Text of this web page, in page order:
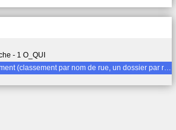
- 1 O_QUI
rue, un dossier par rue), Gourmelin (rue Etienne)1844-1933 (comprend un dossier d'élargissement chemin de Créach Euzen)